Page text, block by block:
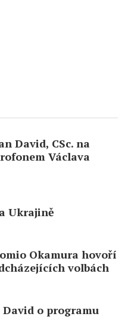
David, CSc. na
Václava
Ukrajině
Okamura hovoří
volbách
o programu